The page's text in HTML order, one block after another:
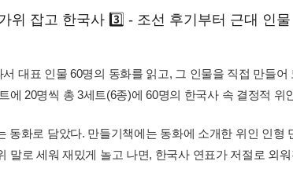
위 잡고 한국사 3️⃣ - 조선 후기부터 근대 인물
대표 인물 60명의 동화를 읽고, 그 인물을 직접 만들
에 20명씩 총 3세트(6종)에 60명의 한국사 속 결정적 위
화로 담았다. 만들기책에는 동화에 소개한 위인 인형
말로 세워 재밌게 놀고 나면, 한국사 연표가 저절로 외